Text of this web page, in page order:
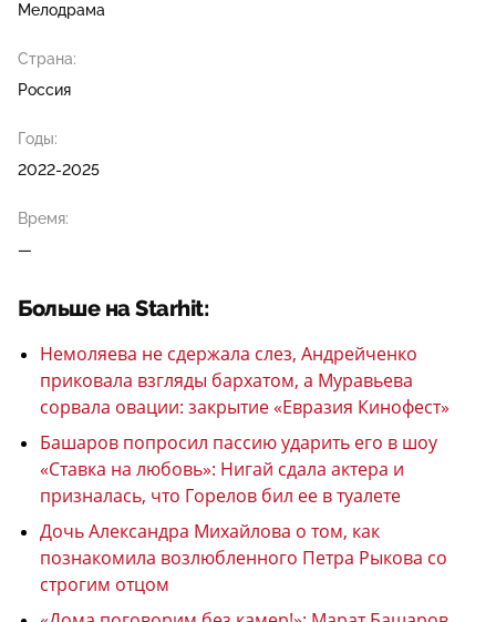
Мелодрама
Страна:
Россия
Годы:
2022-2025
Время:
—
Больше на Starhit:
Немоляева не сдержала слез, Андрейченко
приковала взгляды бархатом, а Муравьева
сорвала овации: закрытие «Евразия Кинофест»
Башаров попросил пассию ударить его в шоу
«Ставка на любовь»: Нигай сдала актера и
призналась, что Горелов бил ее в туалете
Дочь Александра Михайлова о том, как
познакомила возлюбленного Петра Рыкова со
строгим отцом